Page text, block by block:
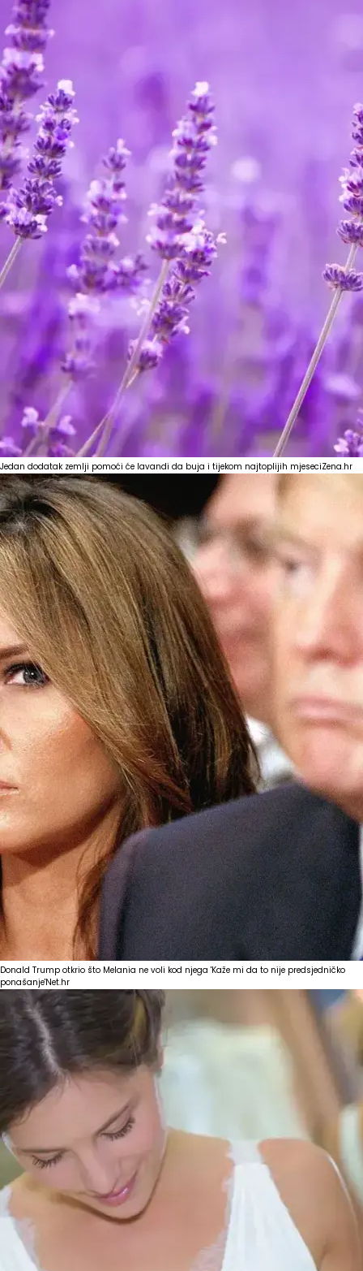
Jedan dodatak zemlji pomoći će lavandi da buja i tijekom najtoplijih mjeseciZena.hr
Donald Trump otkrio što Melania ne voli kod njega 'Kaže mi da to nije predsjedničko
ponašanje'Net.hr